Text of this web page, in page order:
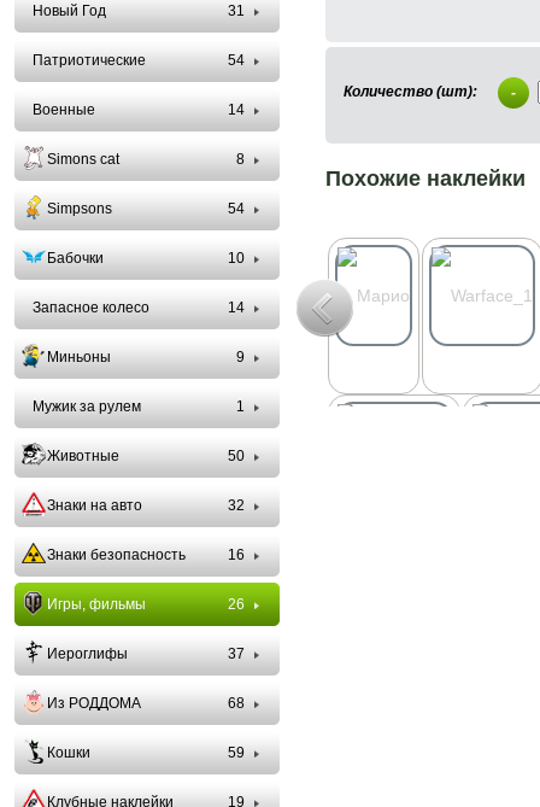
Количество (шт): -
Похожие наклейки
Новый Год 31
Патриотические 54
Военные 14
Simons cat 8
Simpsons 54
Бабочки 10
Запасное колесо 14
Миньоны 9
Мужик за рулем 1
Животные 50
Знаки на авто 32
Знаки безопасность 16
Игры, фильмы 26
Иероглифы 37
Из РОДДОМА 68
Кошки 59
Клубные наклейки 19